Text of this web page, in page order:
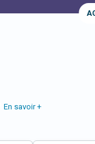
En savoir +